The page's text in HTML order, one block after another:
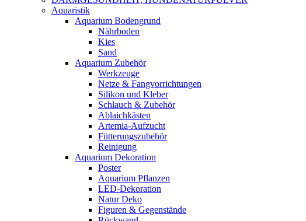
Aquaristik
Aquarium Bodengrund
Nährboden
Kies
Sand
Aquarium Zubehör
Werkzeuge
Netze & Fangvorrichtungen
Silikon und Kleber
Schlauch & Zubehör
Ablaichkästen
Artemia-Aufzucht
Fütterungszubehör
Reinigung
Aquarium Dekoration
Poster
Aquarium Pflanzen
LED-Dekoration
Natur Deko
Figuren & Gegenstände